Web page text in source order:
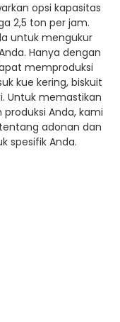
opsi kapasitas
2,5 ton per jam.
untuk mengukur
Hanya dengan
memproduksi
kue kering, biskuit
Untuk memastikan
Anda, kami
adonan dan
spesifik Anda.